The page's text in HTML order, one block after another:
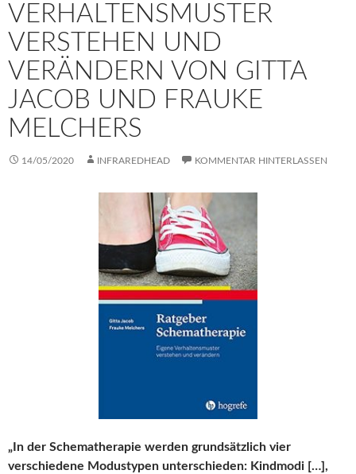
VERHALTENSMUSTER
VERSTEHEN UND
VERÄNDERN VON GITTA
JACOB UND FRAUKE
MELCHERS
14/05/2020 INFRAREDHEAD KOMMENTAR HINTERLASSEN
„In der Schematherapie werden grundsätzlich vier
verschiedene Modustypen unterschieden: Kindmodi […],